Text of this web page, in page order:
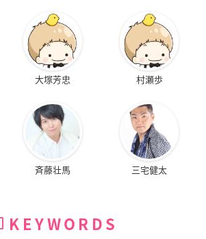
大塚芳忠 村瀬歩
斉藤壮馬 三宅健太
KEYWORDS